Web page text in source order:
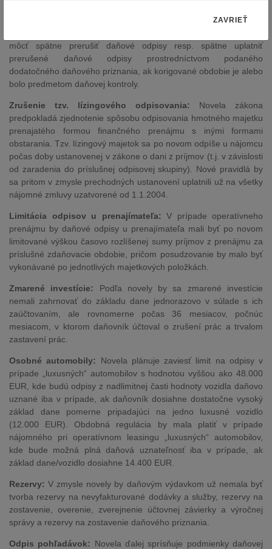
hospodársky rok a naopak) má v priebehu dvoch kalendárnych
môcť spätne prerušiť daňové odpisy resp. spätne uplatniť
prerušené daňové odpisy prostredníctvom podaného
dodatočného daňového priznania, ak korigované obdobie je alebo
bolo predmetom daňovej kontroly.
Zrušenie tzv. lízingového odpisovania: Novela zákona
predpokladá zjednotenie spôsobu odpisovania hmotného majetku
prenajatého formou finančného prenájmu s inými formami
obstarania. Tzv. lízingový majetok sa po novom odpíše u nájomcu
počas doby ustanovenej v zákone o dani z príjmov (t.j. v závislosti
od zaradenia do príslušnej odpisovej skupiny). Nové pravidlá by
sa pritom v zmysle prechodných ustanovení uplatnili už na všetky
nájomné zmluvy uzatvorené od 1.1.2004.
Limitácia odpisov u prenajímateľa: V prípade operatívneho
prenájmu by daňové odpisy u prenajímateľa mali byť po novom
limitované výškou časovo rozlíšenej sumy príjmov z prenájmu za
príslušné zdaňovacie obdobie, pričom posudzovanie by malo byť
vykonávané po jednotlivých majetkových položkách.
Zmarené investície: Podľa novely by sa zmarené investície
nemali zahrnovať do základu dane jednorazovo v súlade s ich
zaúčtovaním, ale rovnomerne počas 36 mesiacov, počnúc
mesiacom, v ktorom daňovník účtoval o zrušení prác a trvalom
zastavení prác.
Osobné automobily: Novela plánuje zaviesť limit na odpisy v
prípade „luxusných“ automobilov s hodnotou vyššou ako 48.000
EUR, kde budú odpisy z nadlimitnej časti hodnoty vozidla daňovo
uznané iba v prípade, ak daňovník dosiahne dostatočne vysoký
základ dane pomerne pripadajúci na jedno luxusné vozidlo
(12.000 EUR). Obdobná regulácia by mala platiť v prípade
nájomného pri operatívnom leasingu „luxusných“ automobilov,
kde bude možná plná daňová uznateľnosť iba v prípade, ak
základ dane/vozidlo dosiahne 14.400 EUR.
Rezervy: V zmysle novely by daňovým výdavkom už nemala byť
tvorba rezervy na nevyfakturované dodávky a služby, rezervy na
zostavenie, overenie, zverejnenie účtovnej závierky a výročnej
správy a rezervy na zostavenie daňového priznania.
Odpis pohľadávok: Novela ďalej sprísňuje podmienky daňovej
ZAVRIEŤ